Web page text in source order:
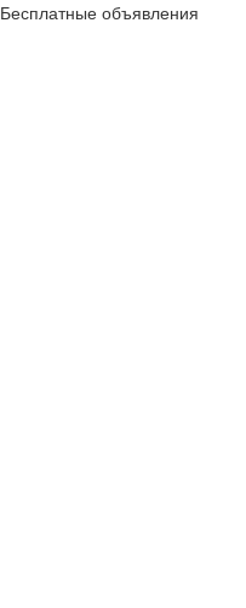
Бесплатные объявления